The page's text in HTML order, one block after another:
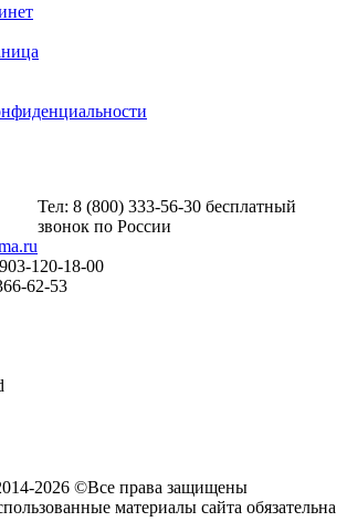
Тел: 8 (800) 333-56-30 бесплатный
звонок по России
120-18-00
62-53
2026 ©Все права защищены
материалы сайта обязательна